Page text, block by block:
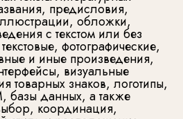
предисловия,
обложки,
с текстом или без
фотографические,
и иные произведения,
визуальные
товарных знаков, логотипы,
данных, а также
координация,